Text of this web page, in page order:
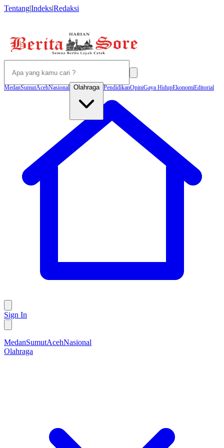
Tentang|Indeks|Redaksi
MedanSumutAcehNasional Olahraga PendidikanOpiniGaya HidupEkonomiEditorial
Sign In
MedanSumutAcehNasional
Olahraga